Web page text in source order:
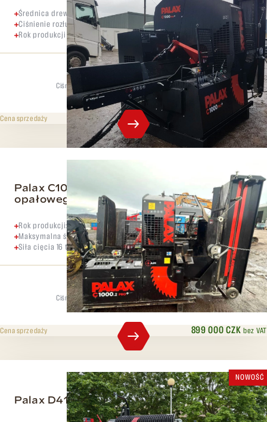
Średnica drewna 40 cm
Ciśnienie rozłupywania 16 t
Rok produkcji 2024
Ciśnienie rozdzielające
16 t
Maks. średnica
950 000 CZK bez VAT
Cena sprzedaży
Palax C1000.2 Pro + Przetwornik drewna
opałowego z pokładem
Rok produkcji: 2021
Maksymalna średnica cięcia pnia 40 cm
Siła cięcia 16 t
Ciśnienie rozdzielające
16 t
Maks. średnica
40 cm
899 000 CZKbez VAT
Cena sprzedaży
NOWOŚĆ
Palax D410